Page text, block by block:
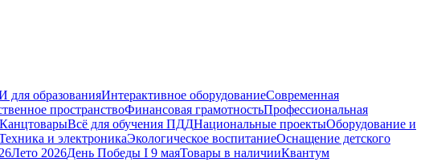
для образованияИнтерактивное оборудованиеСовременная
пространствоФинансовая грамотностьПрофессиональная
КанцтоварыВсё для обучения ПДДНациональные проектыОборудование и
и электроникаЭкологическое воспитаниеОснащение детского
Лето 2026День Победы I 9 маяТовары в наличииКвантум